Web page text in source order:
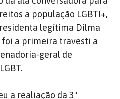
a população LGBTI+,
legítima Dilma
foi a primeira travesti a
geral de
a realiação da 3ª